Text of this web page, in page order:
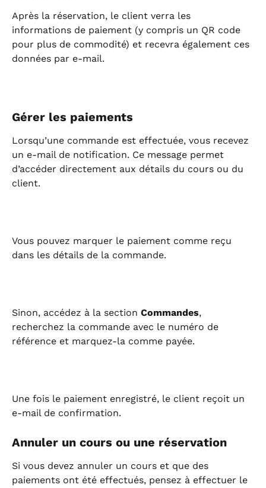
Après la réservation, le client verra les
informations de paiement (y compris un QR code
pour plus de commodité) et recevra également ces
données par e-mail.
Gérer les paiements
Lorsqu’une commande est effectuée, vous recevez
un e-mail de notification. Ce message permet
d’accéder directement aux détails du cours ou du
client.
Vous pouvez marquer le paiement comme reçu
dans les détails de la commande.
Sinon, accédez à la section Commandes,
recherchez la commande avec le numéro de
référence et marquez-la comme payée.
Une fois le paiement enregistré, le client reçoit un
e-mail de confirmation.
Annuler un cours ou une réservation
Si vous devez annuler un cours et que des
paiements ont été effectués, pensez à effectuer le